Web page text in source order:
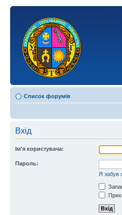
Список форумів
Вхід
Ім'я користувача:
Пароль:
Я забув